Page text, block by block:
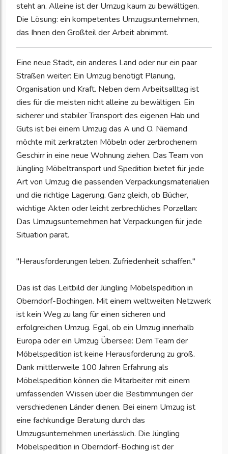
steht an. Alleine ist der Umzug kaum zu bewältigen.
Die Lösung: ein kompetentes Umzugsunternehmen,
das Ihnen den Großteil der Arbeit abnimmt.
Eine neue Stadt, ein anderes Land oder nur ein paar
Straßen weiter: Ein Umzug benötigt Planung,
Organisation und Kraft. Neben dem Arbeitsalltag ist
dies für die meisten nicht alleine zu bewältigen. Ein
sicherer und stabiler Transport des eigenen Hab und
Guts ist bei einem Umzug das A und O. Niemand
möchte mit zerkratzten Möbeln oder zerbrochenem
Geschirr in eine neue Wohnung ziehen. Das Team von
Jüngling Möbeltransport und Spedition bietet für jede
Art von Umzug die passenden Verpackungsmaterialien
und die richtige Lagerung. Ganz gleich, ob Bücher,
wichtige Akten oder leicht zerbrechliches Porzellan:
Das Umzugsunternehmen hat Verpackungen für jede
Situation parat.
"Herausforderungen leben. Zufriedenheit schaffen."
Das ist das Leitbild der Jüngling Möbelspedition in
Oberndorf-Bochingen. Mit einem weltweiten Netzwerk
ist kein Weg zu lang für einen sicheren und
erfolgreichen Umzug. Egal, ob ein Umzug innerhalb
Europa oder ein Umzug Übersee: Dem Team der
Möbelspedition ist keine Herausforderung zu groß.
Dank mittlerweile 100 Jahren Erfahrung als
Möbelspedition können die Mitarbeiter mit einem
umfassenden Wissen über die Bestimmungen der
verschiedenen Länder dienen. Bei einem Umzug ist
eine fachkundige Beratung durch das
Umzugsunternehmen unerlässlich. Die Jüngling
Möbelspedition in Oberndorf-Boching ist der